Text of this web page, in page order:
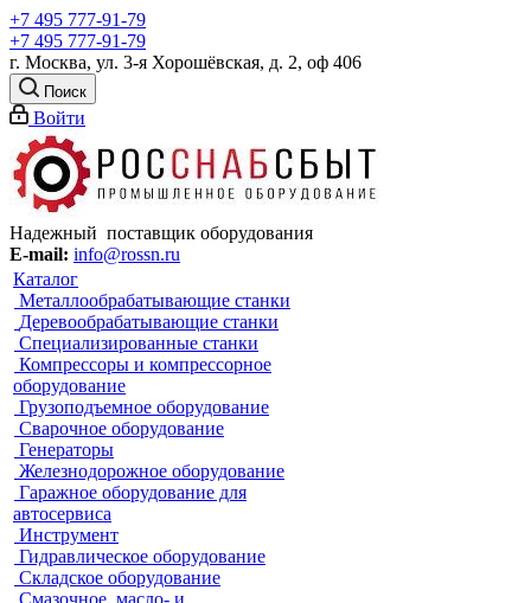
+7 495 777-91-79
+7 495 777-91-79
г. Москва, ул. 3-я Хорошёвская, д. 2, оф 406
Поиск
Войти
Надежный поставщик оборудования
E-mail: info@rossn.ru
Каталог
Металлообрабатывающие станки
Деревообрабатывающие станки
Специализированные станки
Компрессоры и компрессорное
оборудование
Грузоподъемное оборудование
Сварочное оборудование
Генераторы
Железнодорожное оборудование
Гаражное оборудование для
автосервиса
Инструмент
Гидравлическое оборудование
Складское оборудование
Смазочное, масло- и